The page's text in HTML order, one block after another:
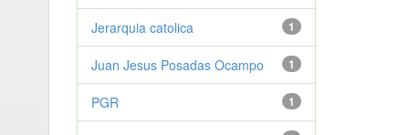
1
Jerarquia catolica
1
Juan Jesus Posadas Ocampo
1
PGR